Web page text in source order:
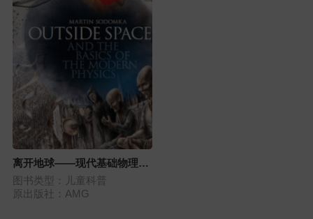
离开地球——现代基础物理的
神奇之旅
图书类型：儿童科普
原出版社：AMG